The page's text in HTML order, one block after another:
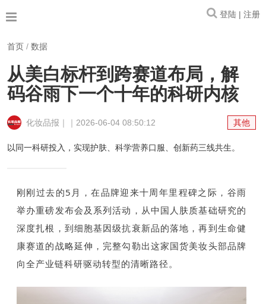
登陆 | 注册
首页 / 数据
从美白标杆到跨赛道布局，解
码谷雨下一个十年的科研内核
化妆品报｜｜2026-06-04 08:50:12 其他
以同一科研投入，实现护肤、科学营养口服、创新药三线共生。
刚刚过去的5月，在品牌迎来十周年里程碑之际，谷雨
举办重磅发布会及系列活动，从中国人肤质基础研究的
深度扎根，到细胞基因级抗衰新品的落地，再到生命健
康赛道的战略延伸，完整勾勒出这家国货美妆头部品牌
向全产业链科研驱动转型的清晰路径。